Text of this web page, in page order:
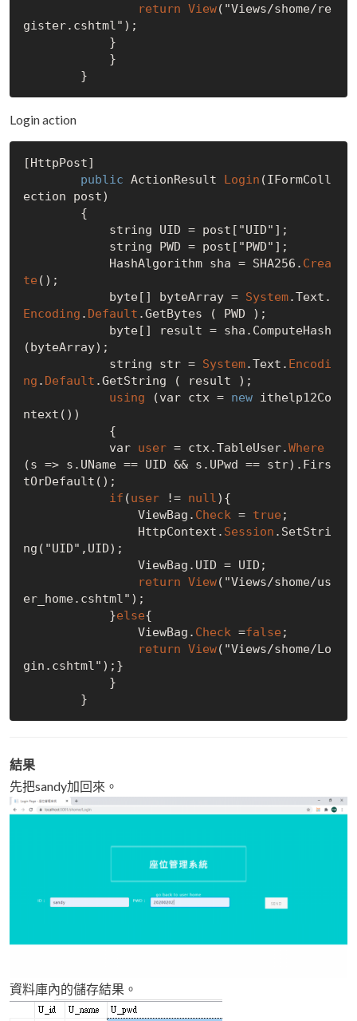
return View("Views/shome/re
gister.cshtml");
Login action
[HttpPost]
public ActionResult Login (IFormColl
ection post)
            HashAlgorithm sha = SHA256.
Crea
te ();
            byte[] byteArray =
System.Text.
Encoding . Default .GetBytes ( PWD );
(byteArray);
            string str =
System.Text. Encodi
ng . Default .GetString ( result );
using (var ctx = new ithelp12Co
ntext())
            var
user = ctx.TableUser.Where
(s => s.UName == UID && s.UPwd == str).Firs
tOrDefault();
if (user != null){
                ViewBag.
Check = true ;
                HttpContext.
Session .SetStri
ng("UID",UID);
return View("Views/shome/us
er_home.cshtml");
            }
else{
                ViewBag.
Check =false ;
return View("Views/shome/Lo
gin.cshtml");}
結果
先把sandy加回來。
資料庫內的儲存結果。